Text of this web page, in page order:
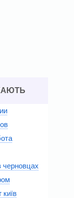
черновцах
київ